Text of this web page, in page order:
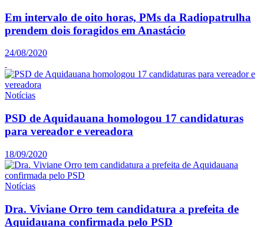
Em intervalo de oito horas, PMs da Radiopatrulha
prendem dois foragidos em Anastácio
24/08/2020
Notícias
PSD de Aquidauana homologou 17 candidaturas
para vereador e vereadora
18/09/2020
Notícias
Dra. Viviane Orro tem candidatura a prefeita de
Aquidauana confirmada pelo PSD